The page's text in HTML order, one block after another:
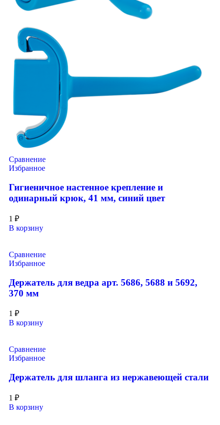
Сравнение
Избранное
Гигиеничное настенное крепление и
одинарный крюк, 41 мм, синий цвет
1 ₽
В корзину
Сравнение
Избранное
Держатель для ведра арт. 5686, 5688 и 5692,
370 мм
1 ₽
В корзину
Сравнение
Избранное
Держатель для шланга из нержавеющей стали
1 ₽
В корзину